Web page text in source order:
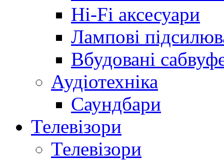
Hi-Fi аксесуари
Лампові
Вбудовані
Аудіотехніка
Саундбари
Телевізори
Телевізори